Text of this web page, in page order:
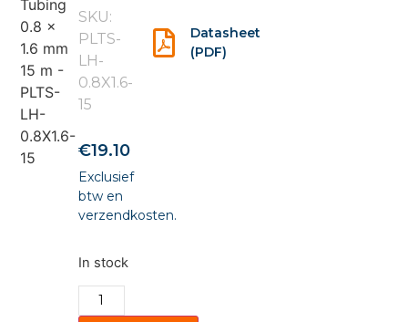
SKU:
PLTS-
LH-
0.8X1.6-
15
€19.10
Exclusief
btw en
verzendkosten.
In stock
Datasheet
(PDF)